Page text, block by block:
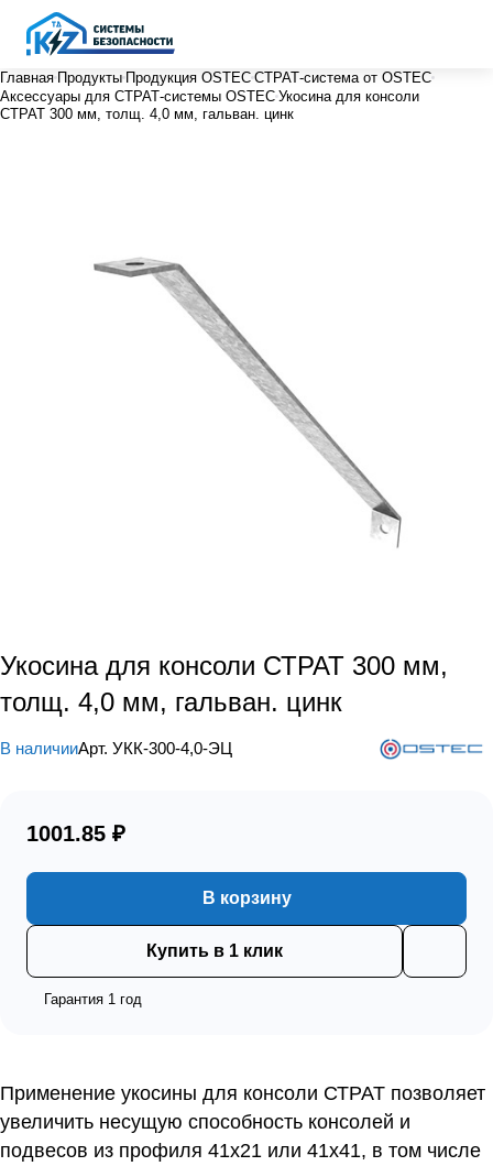
Главная Продукты Продукция OSTEC СТРАТ-система от OSTEC
Аксессуары для СТРАТ-системы OSTEC Укосина для консоли
СТРАТ 300 мм, толщ. 4,0 мм, гальван. цинк
Укосина для консоли СТРАТ 300 мм,
толщ. 4,0 мм, гальван. цинк
В наличииАрт. УКК-300-4,0-ЭЦ
1001.85 ₽
В корзину
Купить в 1 клик
Гарантия 1 год
Применение укосины для консоли СТРАТ позволяет
увеличить несущую способность консолей и
подвесов из профиля 41х21 или 41х41, в том числе